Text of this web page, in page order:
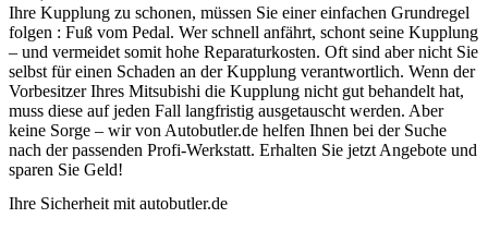
Ihre Kupplung zu schonen, müssen Sie einer einfachen Grundregel
folgen : Fuß vom Pedal. Wer schnell anfährt, schont seine Kupplung
– und vermeidet somit hohe Reparaturkosten. Oft sind aber nicht Sie
selbst für einen Schaden an der Kupplung verantwortlich. Wenn der
Vorbesitzer Ihres Mitsubishi die Kupplung nicht gut behandelt hat,
muss diese auf jeden Fall langfristig ausgetauscht werden. Aber
keine Sorge – wir von Autobutler.de helfen Ihnen bei der Suche
nach der passenden Profi-Werkstatt. Erhalten Sie jetzt Angebote und
sparen Sie Geld!
Ihre Sicherheit mit autobutler.de